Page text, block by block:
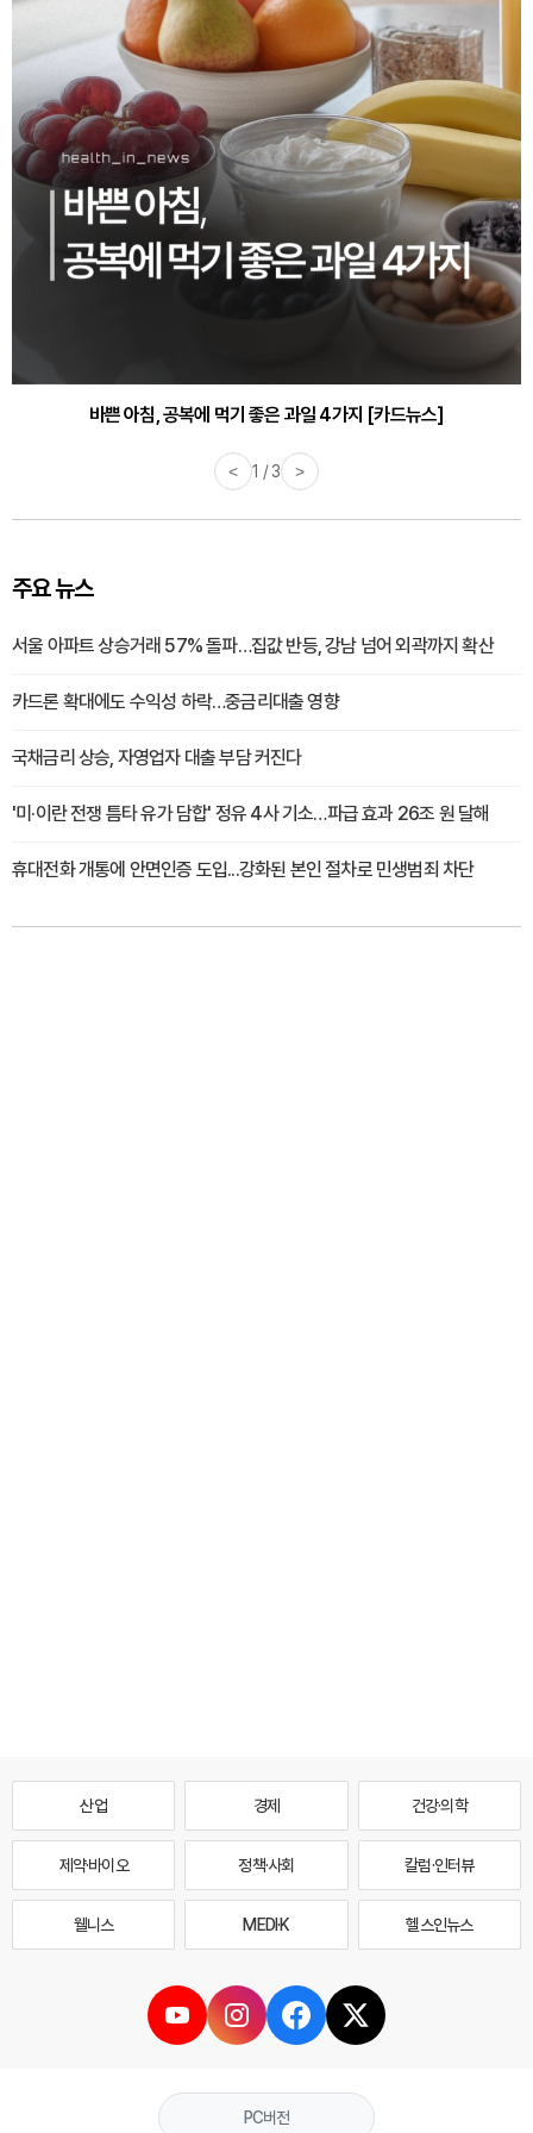
바쁜 아침, 공복에 먹기 좋은 과일 4가지 [카드뉴스]
< 1 / 3 >
주요 뉴스
서울 아파트 상승거래 57% 돌파…집값 반등, 강남 넘어 외곽까지 확산
카드론 확대에도 수익성 하락…중금리대출 영향
국채금리 상승, 자영업자 대출 부담 커진다
'미·이란 전쟁 틈타 유가 담합' 정유 4사 기소…파급 효과 26조 원 달해
휴대전화 개통에 안면인증 도입...강화된 본인 절차로 민생범죄 차단
산업 경제 건강·의학
제약·바이오 정책·사회 칼럼·인터뷰
웰니스 MEDI·K 헬스인뉴스
PC버전